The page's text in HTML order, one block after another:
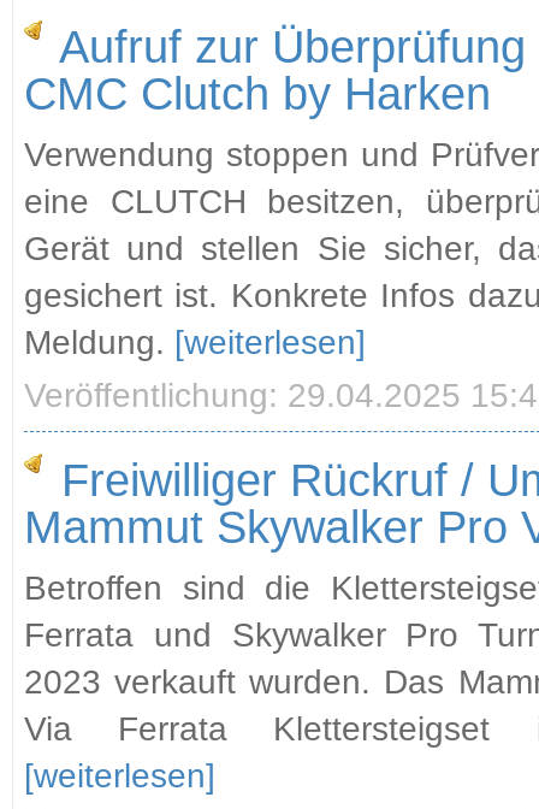
Aufruf zur
CMC Clutch by Harken
Verwendung stoppen und
eine CLUTCH besitzen,
Gerät und stellen Sie sicher,
gesichert ist. Konkrete Infos
Meldung. [weiterlesen]
Veröffentlichung: 29.04.2025
Freiwilliger Rückruf /
Mammut Skywalker Pro
Betroffen sind die
Ferrata und Skywalker Pro
2023 verkauft wurden. Das
Via Ferrata
[weiterlesen]